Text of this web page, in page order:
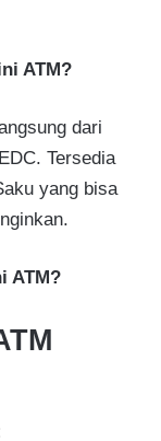
ATM?
dari
Tersedia
yang bisa
ATM?